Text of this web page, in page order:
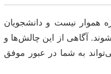
هموار نیست و دانشجویان
آگاهی از این چالش‌ها و
به شما در عبور موفق